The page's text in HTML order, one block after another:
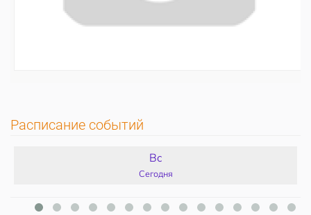
Расписание событий
Вс
Сегодня